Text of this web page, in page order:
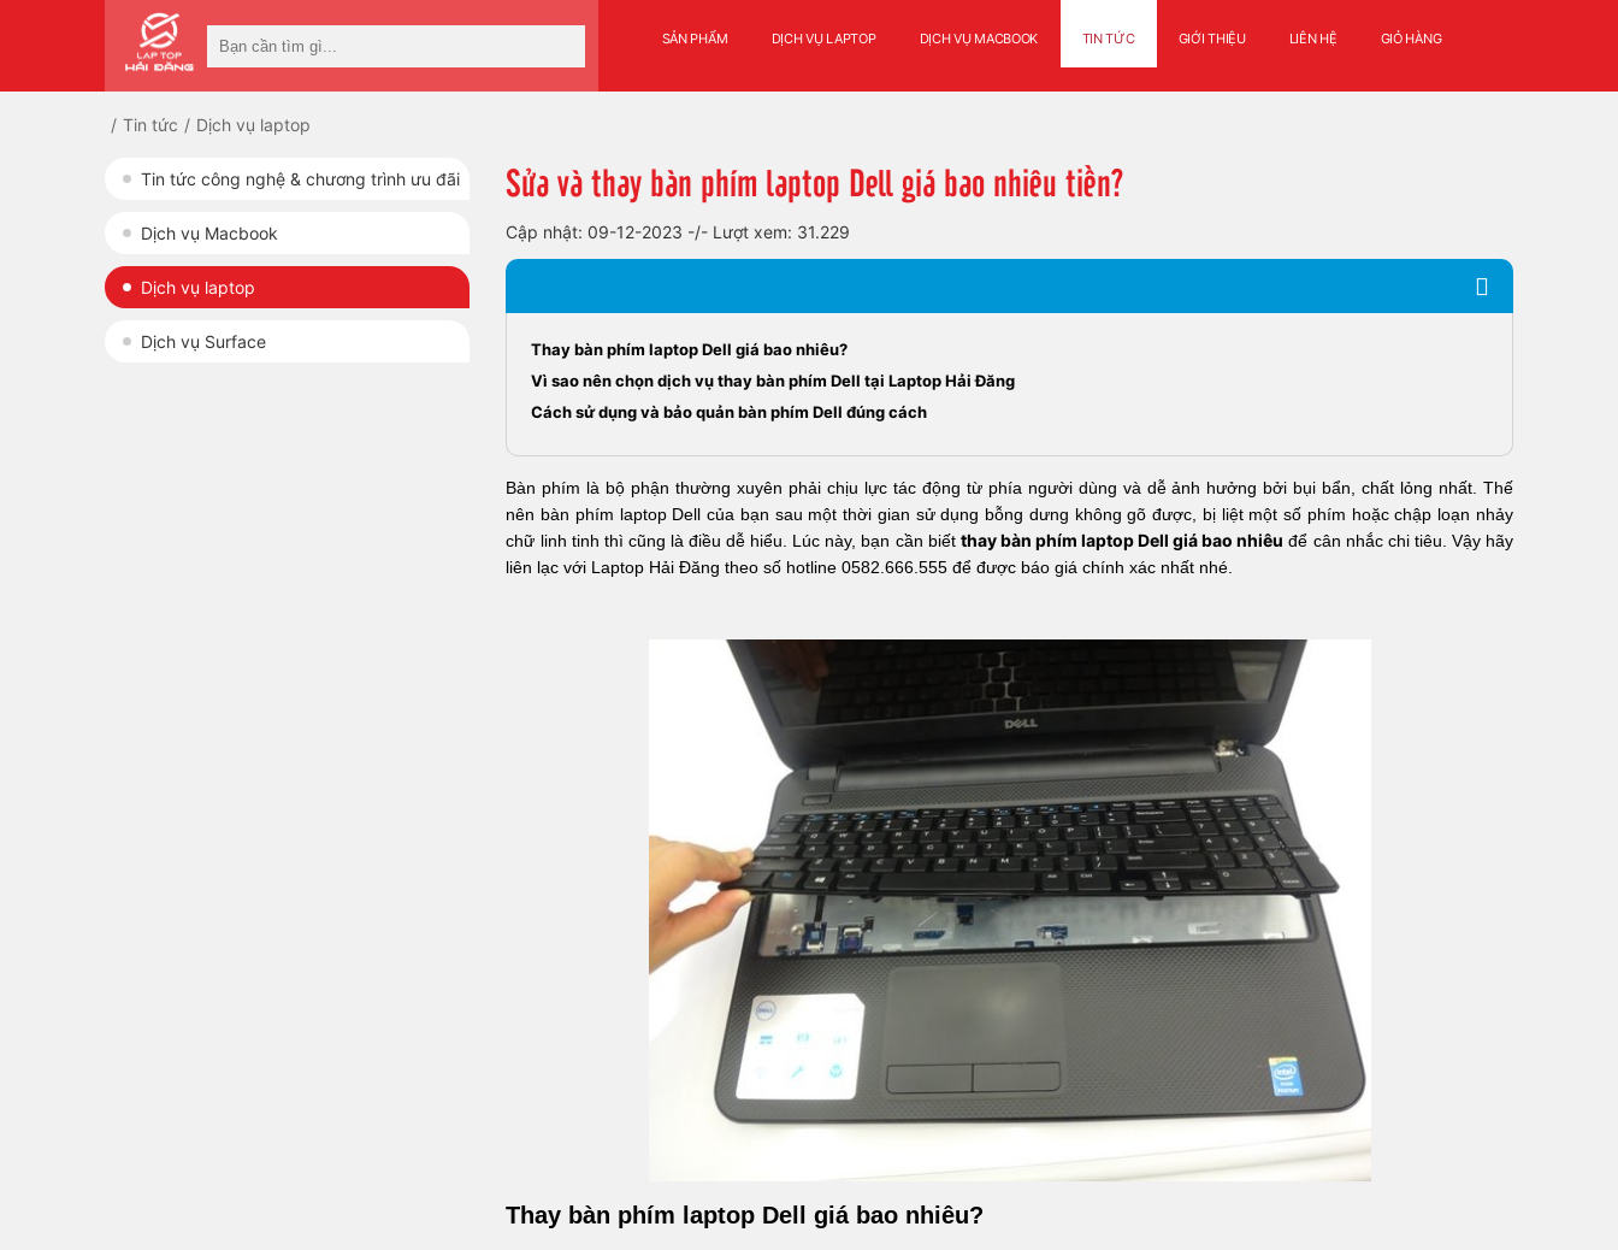
SẢN PHẨM DỊCH VỤ LAPTOP DỊCH VỤ MACBOOK TIN TỨC GIỚI THIỆU LIÊN HỆ GIỎ HÀNG
Tin tức Dịch vụ laptop
Tin tức công nghệ & chương trình ưu đãi
Dịch vụ Macbook
Dịch vụ laptop
Dịch vụ Surface
Sửa và thay bàn phím laptop Dell giá bao nhiêu tiền?
Cập nhật: 09-12-2023 -/- Lượt xem: 31.229
Thay bàn phím laptop Dell giá bao nhiêu?
Vì sao nên chọn dịch vụ thay bàn phím Dell tại Laptop Hải Đăng
Cách sử dụng và bảo quản bàn phím Dell đúng cách
Bàn phím là bộ phận thường xuyên phải chịu lực tác động từ phía người dùng và dễ ảnh hưởng bởi bụi bẩn, chất lỏng nhất. Thế
nên bàn phím laptop Dell của bạn sau một thời gian sử dụng bỗng dưng không gõ được, bị liệt một số phím hoặc chập loạn nhảy
chữ linh tinh thì cũng là điều dễ hiểu. Lúc này, bạn cần biết thay bàn phím laptop Dell giá bao nhiêu để cân nhắc chi tiêu. Vậy hãy
liên lạc với Laptop Hải Đăng theo số hotline 0582.666.555 để được báo giá chính xác nhất nhé.
Thay bàn phím laptop Dell giá bao nhiêu?